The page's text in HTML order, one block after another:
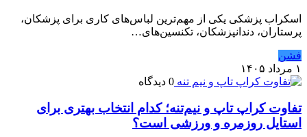
اسکراب پزشکی یکی از مهم‌ترین لباس‌های کاری برای پزشکان،
پرستاران، دندانپزشکان، تکنسین‌های…
فشن
۱ مرداد ۱۴۰۵
0 دیدگاه
تفاوت کراپ تاپ و نیم‌تنه؛ کدام انتخاب بهتری برای
استایل روزمره و ورزشی است؟